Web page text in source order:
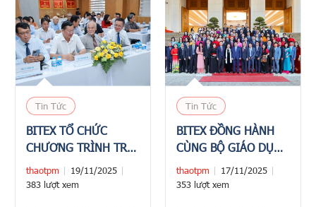
(MTCT) cấp thành phố
năm học 2025 – 2026,
với sự phối hợp tổ chức
và tài trợ của Công ty CP
XNK Bình Tây (BITEX) –
đơn …
Đây là sân chơi dành cho
những tâm hồn yêu nghệ
thuật, nơi thí sinh có thể
tự do thể hiện khả năng
mỹ thuật, sức sáng tạo và
gửi gắm những lời …
Tin Tức
BITEX TỔ CHỨC
CHƯƠNG TRÌNH TRI
ÂN NGÀY NHÀ GIÁO
VIỆT NAM 20/11: KẾT
thaotpm
19/11/2025
383 lượt xem
Tin Tức
BITEX ĐỒNG HÀNH
CÙNG BỘ GIÁO DỤC
& ĐÀO TẠO TẠI LỄ KỶ
NIỆM NGÀY NHÀ
thaotpm
17/11/2025
353 lượt xem